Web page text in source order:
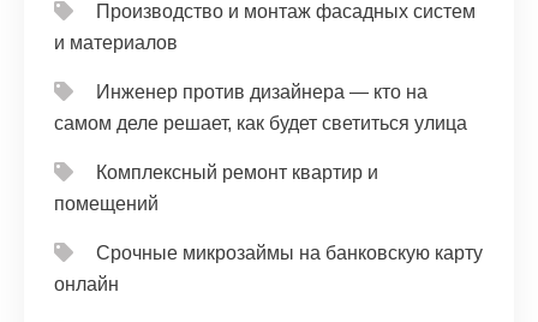
Производство и монтаж фасадных систем
и материалов
Инженер против дизайнера — кто на
самом деле решает, как будет светиться улица
Комплексный ремонт квартир и
помещений
Срочные микрозаймы на банковскую карту
онлайн